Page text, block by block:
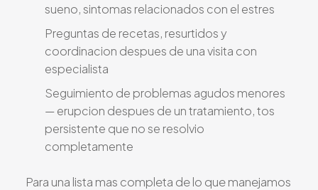
sueno, sintomas relacionados con el estres
Preguntas de recetas, resurtidos y
coordinacion despues de una visita con
especialista
Seguimiento de problemas agudos menores
— erupcion despues de un tratamiento, tos
persistente que no se resolvio
completamente
Para una lista mas completa de lo que manejamos